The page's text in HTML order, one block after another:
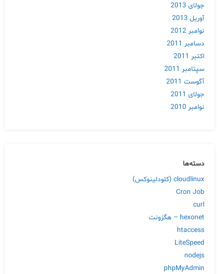
جولای 2013
آوریل 2013
نوامبر 2012
دسامبر 2011
اکتبر 2011
سپتامبر 2011
آگوست 2011
جولای 2011
نوامبر 2010
دسته‌ها
cloudlinux (کلودلینوکس)
Cron Job
curl
hexonet – هگزونت
htaccess
LiteSpeed
nodejs
phpMyAdmin